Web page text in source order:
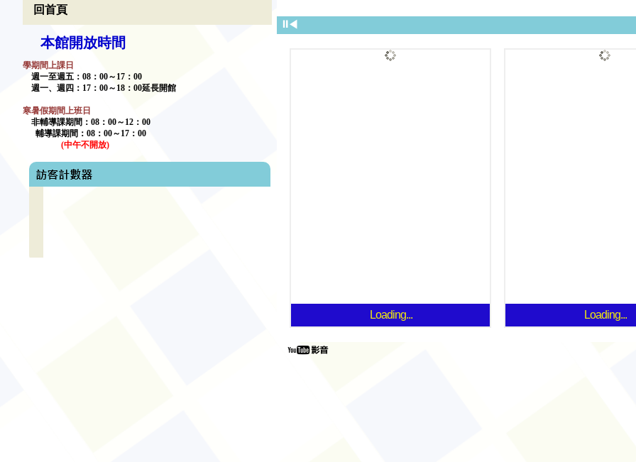
回首頁
本館開放時間
學期間上課日
週一至週五： 08 ： 00～ 17 ： 00
週一、週四： 17 ： 00～ 18 ： 00延長開館
寒暑假期間上班日
非輔導課期間： 08 ： 00～ 12 ： 00
輔導課期間： 08 ： 00～17：00
(中午不開放)
⏸◀
Loading... Loading...